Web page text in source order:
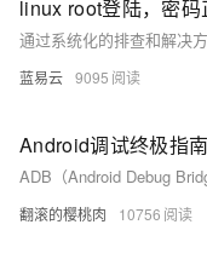
蓝易云 9095
翻滚的樱桃肉 10756